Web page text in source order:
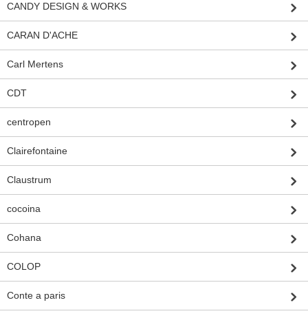
CANDY DESIGN & WORKS
CARAN D'ACHE
Carl Mertens
CDT
centropen
Clairefontaine
Claustrum
cocoina
Cohana
COLOP
Conte a paris